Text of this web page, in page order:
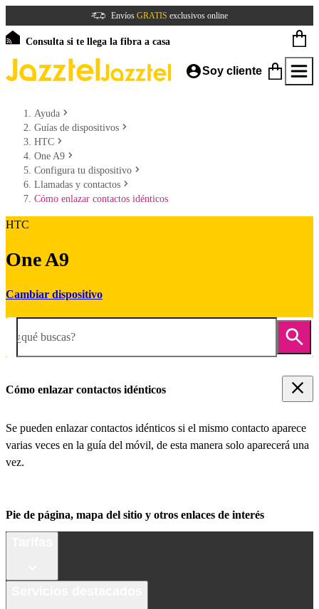
Envíos GRATIS exclusivos online
Consulta si te llega la fibra a casa
Soy cliente
Ayuda
Guías de dispositivos
HTC
One A9
Configura tu dispositivo
Llamadas y contactos
Cómo enlazar contactos idénticos
HTC
One A9
Cambiar dispositivo
¿qué buscas?
Cómo enlazar contactos idénticos
Se pueden enlazar contactos idénticos si el mismo contacto aparece
varias veces en la guía del móvil, de esta manera solo aparecerá una
vez.
Pie de página, mapa del sitio y otros enlaces de interés